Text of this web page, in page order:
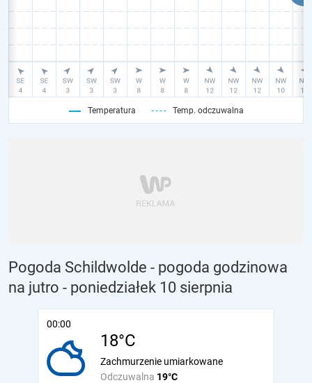
Temperatura Temp. odczuwalna
Pogoda Schildwolde - pogoda godzinowa
na jutro - poniedziałek 10 sierpnia
00:00
18°C
Odczuwalna 19°C
Zachmurzenie umiarkowane